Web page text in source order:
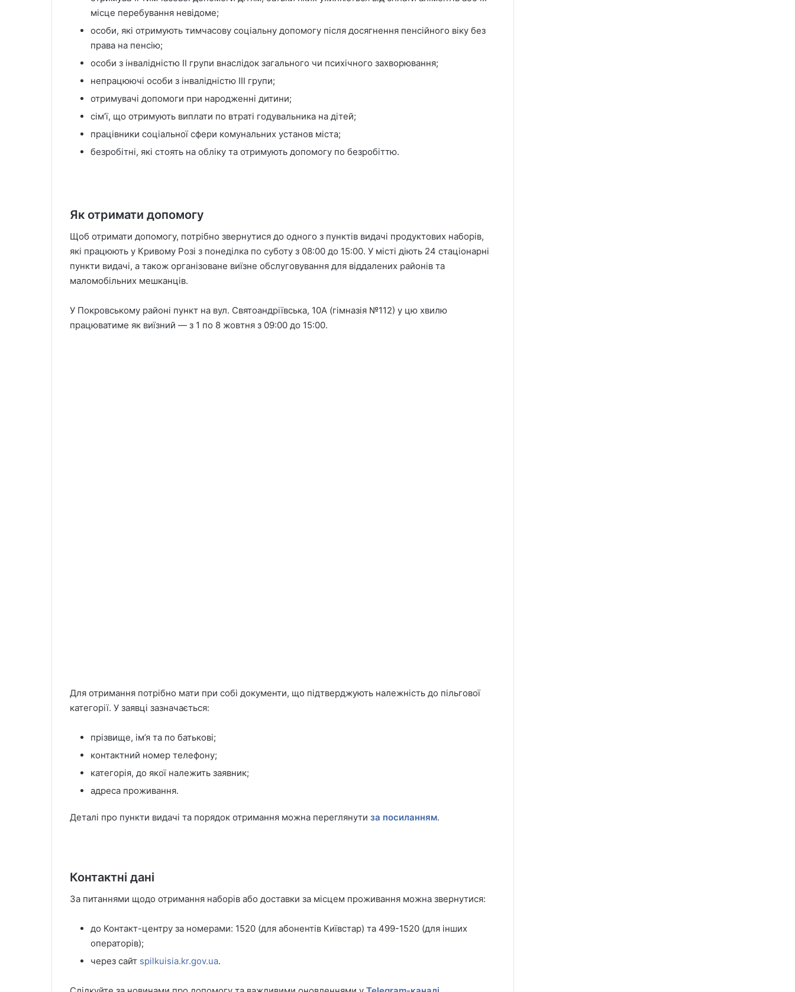
місце перебування невідоме;
особи, які отримують тимчасову соціальну допомогу після досягнення пенсійного віку без
права на пенсію;
особи з інвалідністю ІІ групи внаслідок загального чи психічного захворювання;
непрацюючі особи з інвалідністю ІІІ групи;
отримувачі допомоги при народженні дитини;
сім’ї, що отримують виплати по втраті годувальника на дітей;
працівники соціальної сфери комунальних установ міста;
безробітні, які стоять на обліку та отримують допомогу по безробіттю.
Як отримати допомогу
Щоб отримати допомогу, потрібно звернутися до одного з пунктів видачі продуктових наборів,
які працюють у Кривому Розі з понеділка по суботу з 08:00 до 15:00. У місті діють 24 стаціонарні
пункти видачі, а також організоване виїзне обслуговування для віддалених районів та
маломобільних мешканців.
У Покровському районі пункт на вул. Святоандріївська, 10А (гімназія №112) у цю хвилю
працюватиме як виїзний — з 1 по 8 жовтня з 09:00 до 15:00.
Для отримання потрібно мати при собі документи, що підтверджують належність до пільгової
категорії. У заявці зазначається:
прізвище, ім’я та по батькові;
контактний номер телефону;
категорія, до якої належить заявник;
адреса проживання.
Деталі про пункти видачі та порядок отримання можна переглянути за посиланням.
Контактні дані
За питаннями щодо отримання наборів або доставки за місцем проживання можна звернутися:
до Контакт-центру за номерами: 1520 (для абонентів Київстар) та 499-1520 (для інших
операторів);
через сайт spilkuisia.kr.gov.ua.